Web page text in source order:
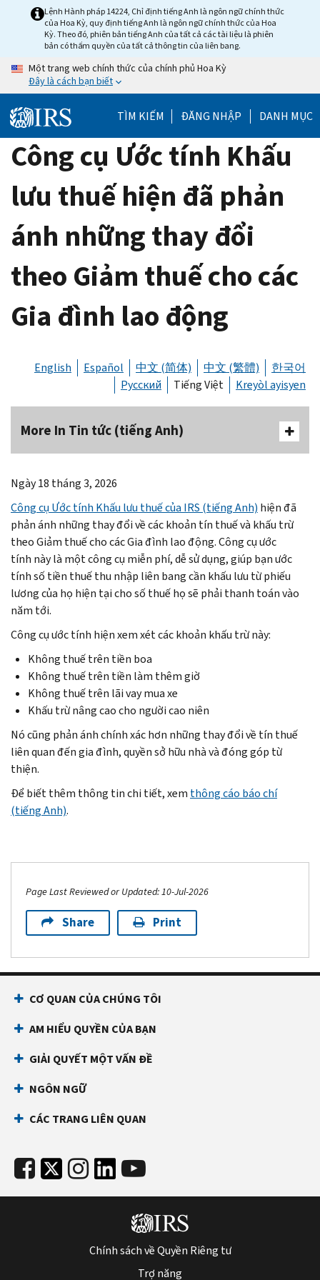
Lệnh Hành pháp 14224, Chỉ định tiếng Anh là ngôn ngữ chính thức
của Hoa Kỳ, quy định tiếng Anh là ngôn ngữ chính thức của Hoa
Kỳ. Theo đó, phiên bản tiếng Anh của tất cả các tài liệu là phiên
bản có thẩm quyền của tất cả thông tin của liên bang.
Một trang web chính thức của chính phủ Hoa Kỳ
Đây là cách bạn biết
TÌM KIẾM ĐĂNG NHẬP DANH MỤC
Công cụ Ước tính Khấu
lưu thuế hiện đã phản
ánh những thay đổi
theo Giảm thuế cho các
Gia đình lao động
English Español 中文 (简体) 中文 (繁體)
한국어
Русский
Tiếng Việt Kreyòl ayisyen
More In Tin tức (tiếng Anh)
Ngày 18 tháng 3, 2026
Công cụ Ước tính Khấu lưu thuế của IRS (tiếng Anh) hiện đã
phản ánh những thay đổi về các khoản tín thuế và khấu trừ
theo Giảm thuế cho các Gia đình lao động. Công cụ ước
tính này là một công cụ miễn phí, dễ sử dụng, giúp bạn ước
tính số tiền thuế thu nhập liên bang cần khấu lưu từ phiếu
lương của họ hiện tại cho số thuế họ sẽ phải thanh toán vào
năm tới.
Công cụ ước tính hiện xem xét các khoản khấu trừ này:
Không thuế trên tiền boa
Không thuế trên tiền làm thêm giờ
Không thuế trên lãi vay mua xe
Khấu trừ nâng cao cho người cao niên
Nó cũng phản ánh chính xác hơn những thay đổi về tín thuế
liên quan đến gia đình, quyền sở hữu nhà và đóng góp từ
thiện.
Để biết thêm thông tin chi tiết, xem thông cáo báo chí
(tiếng Anh).
Page Last Reviewed or Updated: 10-Jul-2026
Share Print
CƠ QUAN CỦA CHÚNG TÔI
AM HIỂU QUYỀN CỦA BẠN
GIẢI QUYẾT MỘT VẤN ĐỀ
NGÔN NGỮ
CÁC TRANG LIÊN QUAN
Chính sách về Quyền Riêng tư
Trợ năng